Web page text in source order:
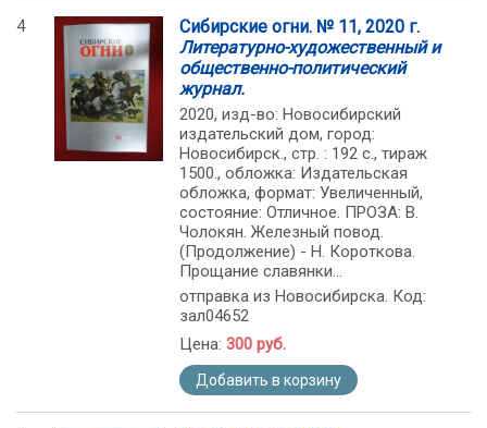
4
Сибирские огни. № 11, 2020 г.
Литературно-художественный и
общественно-политический
журнал.
2020, изд-во: Новосибирский
издательский дом, город:
Новосибирск., стр. : 192 с., тираж
1500., обложка: Издательская
обложка, формат: Увеличенный,
состояние: Отличное. ПРОЗА: В.
Чолокян. Железный повод.
(Продолжение) - Н. Короткова.
Прощание славянки...
отправка из Новосибирска. Код:
зал04652
Цена: 300 руб.
Добавить в корзину